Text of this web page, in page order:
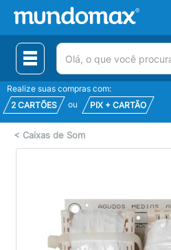
(pesquisar)
Realize suas compras com:
2 CARTÕES
ou PIX + CARTÃO
< Caixas de Som